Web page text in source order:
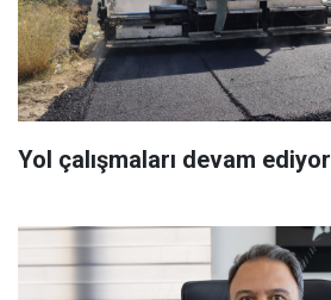
Yol çalışmaları devam ediyor